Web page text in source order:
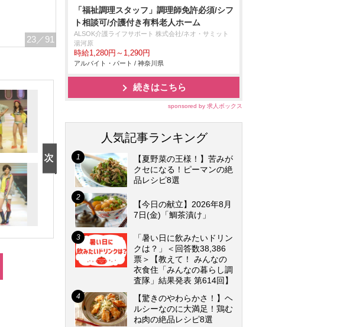
23 ／91
「福祉調理スタッフ」調理師免許必須/シフ
ト相談可/介護付き有料老人ホーム
ALSOK介護ライフサポート 株式会社/ネオ・サミット
湯河原
時給1,280円～1,290円
アルバイト・パート / 神奈川県
続きはこちら
sponsored by 求人ボックス
人気記事ランキング
【夏野菜の王様！】苦みが
クセになる！ピーマンの絶
品レシピ8選
【今日の献立】2026年8月
7日(金)「鯛茶漬け」
「暑い日に飲みたいドリン
クは？」＜回答数38,386
票＞【教えて！ みんなの
衣食住「みんなの暮らし調
査隊」結果発表 第614回】
【驚きのやわらかさ！】ヘ
ルシーなのに大満足！鶏む
ね肉の絶品レシピ8選